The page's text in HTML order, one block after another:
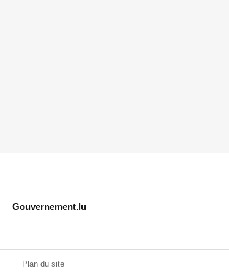
Gouvernement.lu
Plan du site